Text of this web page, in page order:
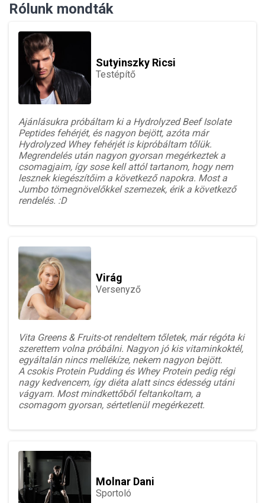
Rólunk mondták
Sutyinszky Ricsi
Testépítő
Ajánlásukra próbáltam ki a Hydrolyzed Beef Isolate
Peptides fehérjét, és nagyon bejött, azóta már
Hydrolyzed Whey fehérjét is kipróbáltam tőlük.
Megrendelés után nagyon gyorsan megérkeztek a
csomagjaim, így sose kell attól tartanom, hogy nem
lesznek kiegészítőim a következő napokra. Most a
Jumbo tömegnövelőkkel szemezek, érik a következő
rendelés. :D
Virág
Versenyző
Vita Greens & Fruits-ot rendeltem tőletek, már régóta ki
szerettem volna próbálni. Nagyon jó kis vitaminkoktél,
egyáltalán nincs mellékíze, nekem nagyon bejött.
A csokis Protein Pudding és Whey Protein pedig régi
nagy kedvencem, így diéta alatt sincs édesség utáni
vágyam. Most mindkettőből feltankoltam, a
csomagom gyorsan, sértetlenül megérkezett.
Molnar Dani
Sportoló